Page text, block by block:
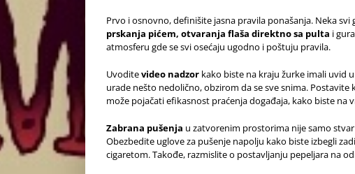
Prvo i osnovno, definišite jasna pravila ponašanja. Neka
prskanja pićem, otvaranja flaša direktno sa pulta i
atmosferu gde se svi osećaju ugodno i poštuju pravila.
Uvoditevideo nadzor kako biste na kraju žurke imali uvid
urade nešto nedolično, obzirom da se sve snima.
može pojačati efikasnost praćenja događaja, kako biste
Zabrana pušenja u zatvorenim prostorima nije samo
Obezbedite uglove za pušenje napolju kako biste izbegli
cigaretom. Takođe, razmislite o postavljanju pepeljara na